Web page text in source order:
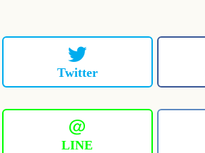
Twitter
＠
LINE